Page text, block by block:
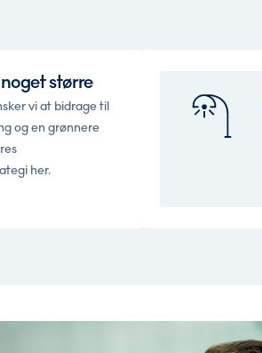
større
vi at bidrage til
og en grønnere
her.